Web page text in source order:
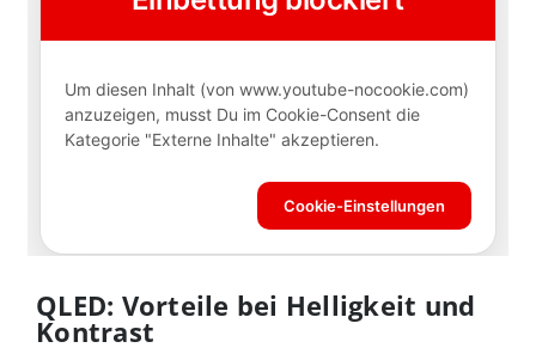
QLED: Vorteile bei Helligkeit und
Kontrast